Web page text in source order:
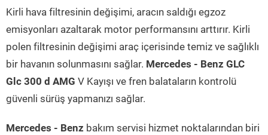
Kirli hava filtresinin değişimi, aracın saldığı egzoz
emisyonları azaltarak motor performansını arttırır. Kirli
polen filtresinin değişimi araç içerisinde temiz ve sağlıklı
bir havanın solunmasını sağlar. Mercedes - Benz GLC
Glc 300 d AMG V Kayışı ve fren balataların kontrolü
güvenli sürüş yapmanızı sağlar.
Mercedes - Benz bakım servisi hizmet noktalarından biri